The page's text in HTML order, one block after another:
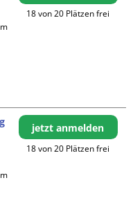
18 von 20 Plätzen frei
jetzt anmelden
18 von 20 Plätzen frei